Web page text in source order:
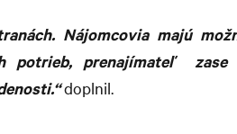
Nájomcovia majú
potrieb, prenajímateľ zase
doplnil.